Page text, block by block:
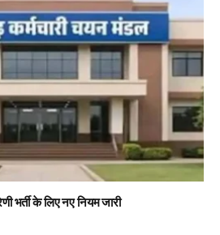
भर्ती के लिए नए नियम जारी